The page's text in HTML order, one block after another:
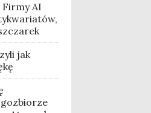
Firmy AI
jak